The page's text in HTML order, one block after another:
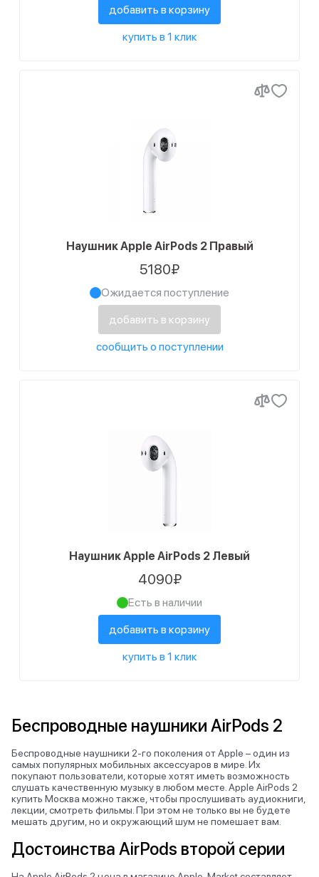
добавить в корзину
купить в 1 клик
Наушник Apple AirPods 2 Правый
5180₽
Ожидается поступление
добавить в корзину
сообщить о поступлении
Наушник Apple AirPods 2 Левый
4090₽
Есть в наличии
добавить в корзину
купить в 1 клик
Беспроводные наушники AirPods 2
Беспроводные наушники 2-го поколения от Apple – один из
самых популярных мобильных аксессуаров в мире. Их
покупают пользователи, которые хотят иметь возможность
слушать качественную музыку в любом месте. Apple AirPods 2
купить Москва можно также, чтобы прослушивать аудиокниги,
лекции, смотреть фильмы. При этом не только вы не будете
мешать другим, но и окружающий шум не помешает вам.
Достоинства AirPods второй серии